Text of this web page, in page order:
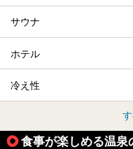
サウナ
ホテル
冷え性
食事が楽しめる温泉